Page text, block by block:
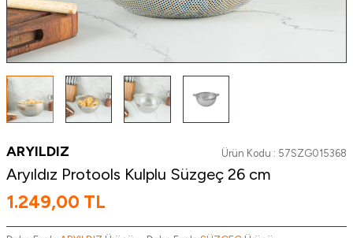
ARYILDIZ Ürün Kodu : 57SZG015368
Aryıldız Protools Kulplu Süzgeç 26 cm
1.249,00 TL